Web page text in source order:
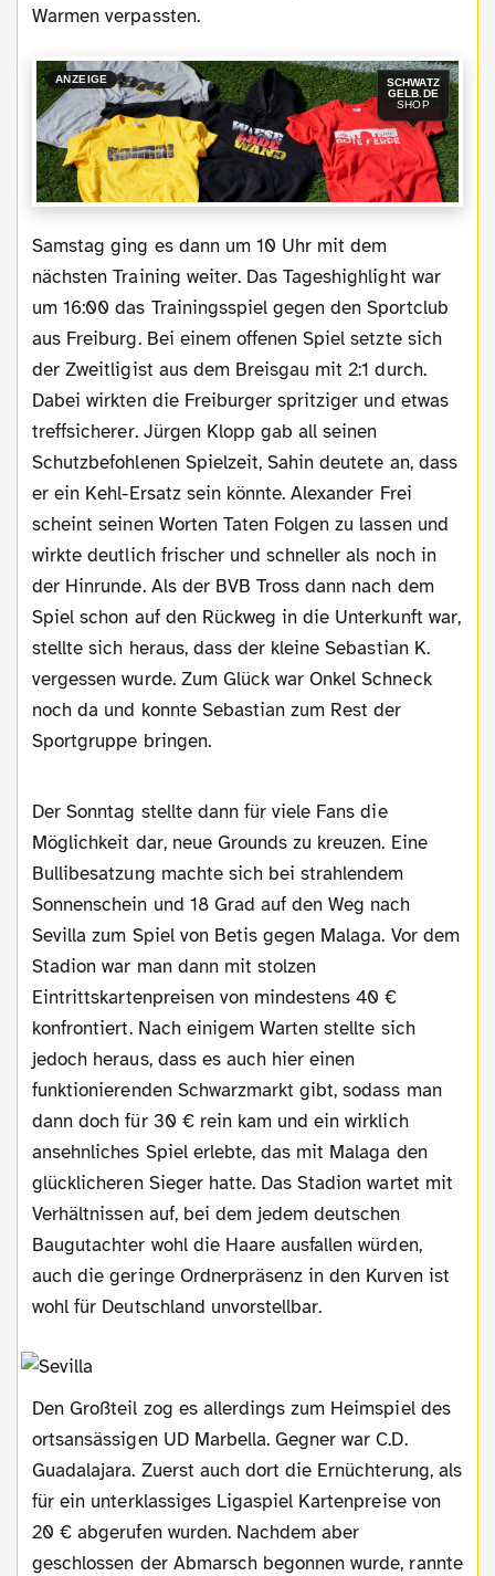
Warmen verpassten.
ANZEIGE
SCHWATZ
GELB.DE
SHOP
Samstag ging es dann um 10 Uhr mit dem
nächsten Training weiter. Das Tageshighlight war
um 16:00 das Trainingsspiel gegen den Sportclub
aus Freiburg. Bei einem offenen Spiel setzte sich
der Zweitligist aus dem Breisgau mit 2:1 durch.
Dabei wirkten die Freiburger spritziger und etwas
treffsicherer. Jürgen Klopp gab all seinen
Schutzbefohlenen Spielzeit, Sahin deutete an, dass
er ein Kehl-Ersatz sein könnte. Alexander Frei
scheint seinen Worten Taten Folgen zu lassen und
wirkte deutlich frischer und schneller als noch in
der Hinrunde. Als der BVB Tross dann nach dem
Spiel schon auf den Rückweg in die Unterkunft war,
stellte sich heraus, dass der kleine Sebastian K.
vergessen wurde. Zum Glück war Onkel Schneck
noch da und konnte Sebastian zum Rest der
Sportgruppe bringen.
Der Sonntag stellte dann für viele Fans die
Möglichkeit dar, neue Grounds zu kreuzen. Eine
Bullibesatzung machte sich bei strahlendem
Sonnenschein und 18 Grad auf den Weg nach
Sevilla zum Spiel von Betis gegen Malaga. Vor dem
Stadion war man dann mit stolzen
Eintrittskartenpreisen von mindestens 40 €
konfrontiert. Nach einigem Warten stellte sich
jedoch heraus, dass es auch hier einen
funktionierenden Schwarzmarkt gibt, sodass man
dann doch für 30 € rein kam und ein wirklich
ansehnliches Spiel erlebte, das mit Malaga den
glücklicheren Sieger hatte. Das Stadion wartet mit
Verhältnissen auf, bei dem jedem deutschen
Baugutachter wohl die Haare ausfallen würden,
auch die geringe Ordnerpräsenz in den Kurven ist
wohl für Deutschland unvorstellbar.
Den Großteil zog es allerdings zum Heimspiel des
ortsansässigen UD Marbella. Gegner war C.D.
Guadalajara. Zuerst auch dort die Ernüchterung, als
für ein unterklassiges Ligaspiel Kartenpreise von
20 € abgerufen wurden. Nachdem aber
geschlossen der Abmarsch begonnen wurde, rannte